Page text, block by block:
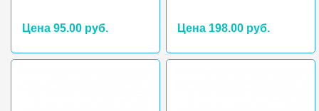
Цена 95.00 руб. Цена 198.00 руб.